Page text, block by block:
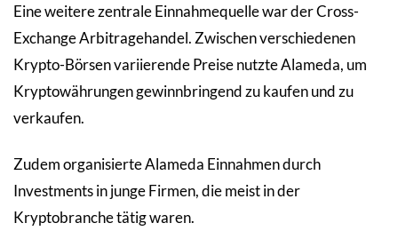
Eine weitere zentrale Einnahmequelle war der Cross-
Exchange Arbitragehandel. Zwischen verschiedenen
Krypto-Börsen variierende Preise nutzte Alameda, um
Kryptowährungen gewinnbringend zu kaufen und zu
verkaufen.
Zudem organisierte Alameda Einnahmen durch
Investments in junge Firmen, die meist in der
Kryptobranche tätig waren.